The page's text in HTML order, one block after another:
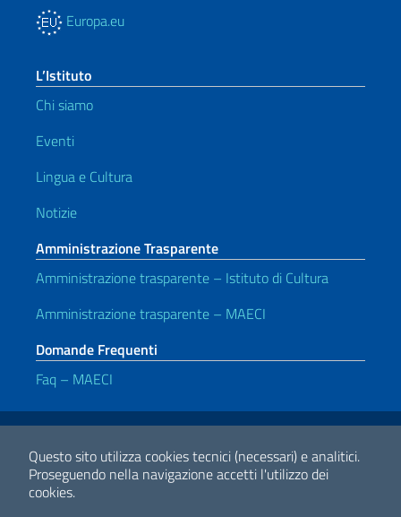
Questo sito utilizza cookies tecnici (necessari) e analitici.
Proseguendo nella navigazione accetti l'utilizzo dei
cookies.
Europa.eu
L’Istituto
Chi siamo
Eventi
Lingua e Cultura
Notizie
Amministrazione Trasparente
Amministrazione trasparente – Istituto di Cultura
Amministrazione trasparente – MAECI
Domande Frequenti
Faq – MAECI
Link Utili